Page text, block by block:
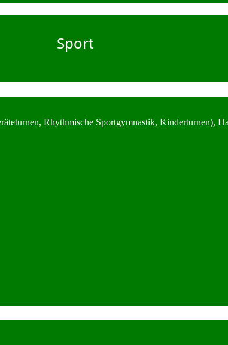
Sport
Rhythmische Sportgymnastik, Kinderturnen),